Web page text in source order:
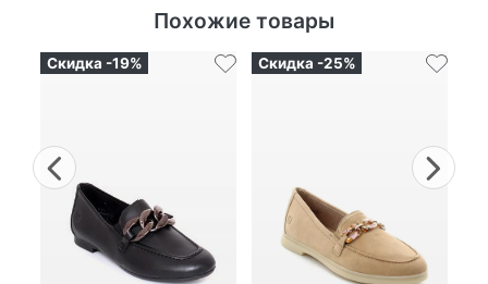
Похожие товары
Previous
Скидка -19% Скидка -25%